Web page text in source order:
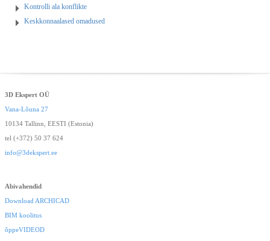
Kontrolli ala konflikte
Keskkonnaalased omadused
3D Ekspert OÜ
Vana-Lõuna 27
10134 Tallinn, EESTI (Estonia)
tel (+372) 50 37 624
info@3dekspert.ee
Abivahendid
Download ARCHICAD
BIM koolitus
õppeVIDEOD